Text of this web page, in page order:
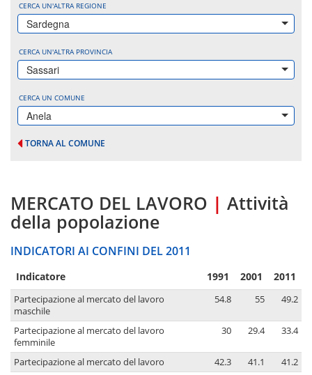
CERCA UN'ALTRA REGIONE
Sardegna
CERCA UN'ALTRA PROVINCIA
Sassari
CERCA UN COMUNE
Anela
TORNA AL COMUNE
MERCATO DEL LAVORO | Attività
della popolazione
INDICATORI AI CONFINI DEL 2011
Indicatore 1991 2001 2011
Partecipazione al mercato del lavoro
maschile
54.8 55 49.2
Partecipazione al mercato del lavoro
femminile
30 29.4 33.4
Partecipazione al mercato del lavoro 42.3 41.1
41.2